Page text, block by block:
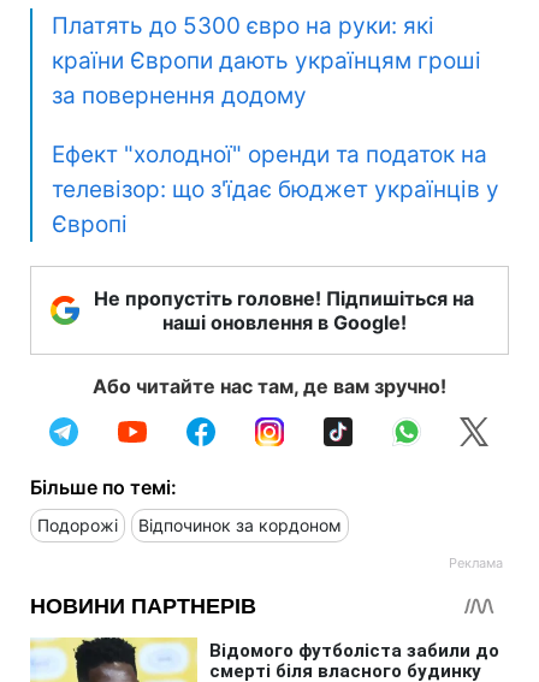
Платять до 5300 євро на руки: які
країни Європи дають українцям гроші
за повернення додому
Ефект "холодної" оренди та податок на
телевізор: що з'їдає бюджет українців у
Європі
Не пропустіть головне! Підпишіться на
наші оновлення в Google!
Або читайте нас там, де вам зручно!
Більше по темі:
Подорожі Відпочинок за кордоном